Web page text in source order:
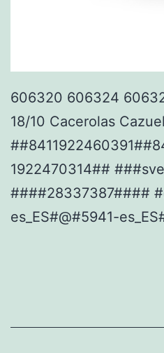
606320 606324
18/10 Cacerolas
1922470314##
####28337387####
es_ES#@#5941-